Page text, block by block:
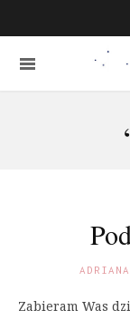
Zabieram Was